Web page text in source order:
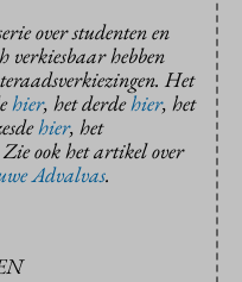
over studenten en
verkiesbaar hebben
Het
hier, het derdehier, het
hier, het
ook het artikel over
Advalvas.